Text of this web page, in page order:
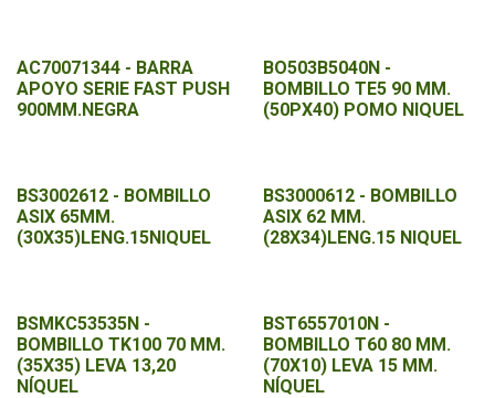
AC70071344 - BARRA
APOYO SERIE FAST PUSH
900MM.NEGRA
BO503B5040N -
BOMBILLO TE5 90 MM.
(50PX40) POMO NIQUEL
BS3002612 - BOMBILLO
ASIX 65MM.
(30X35)LENG.15NIQUEL
BS3000612 - BOMBILLO
ASIX 62 MM.
(28X34)LENG.15 NIQUEL
BSMKC53535N -
BOMBILLO TK100 70 MM.
(35X35) LEVA 13,20
NÍQUEL
BST6557010N -
BOMBILLO T60 80 MM.
(70X10) LEVA 15 MM.
NÍQUEL